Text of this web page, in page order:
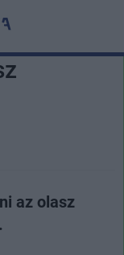
az olasz